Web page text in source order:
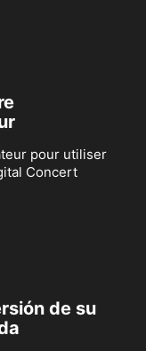
pour utiliser
Concert
de su